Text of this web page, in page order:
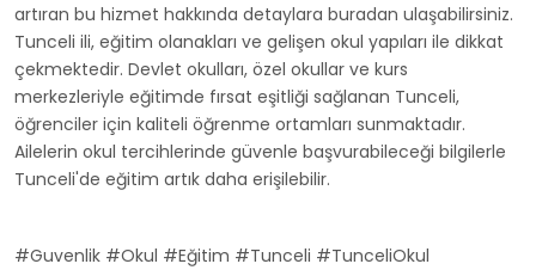
artıran bu hizmet hakkında detaylara buradan ulaşabilirsiniz.
Tunceli ili, eğitim olanakları ve gelişen okul yapıları ile dikkat
çekmektedir. Devlet okulları, özel okullar ve kurs
merkezleriyle eğitimde fırsat eşitliği sağlanan Tunceli,
öğrenciler için kaliteli öğrenme ortamları sunmaktadır.
Ailelerin okul tercihlerinde güvenle başvurabileceği bilgilerle
Tunceli'de eğitim artık daha erişilebilir.
#Guvenlik #Okul #Eğitim #Tunceli #TunceliOkul